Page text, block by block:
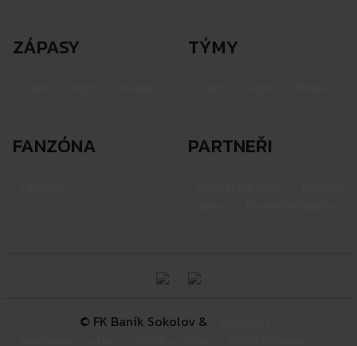
ZÁPASY TÝMY
FANZÓNA PARTNEŘI
© FK Baník Sokolov &